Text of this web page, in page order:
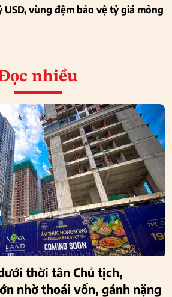
vùng đệm bảo vệ tỷ giá mỏng
nhiều
thời tân Chủ tịch,
nhờ thoái vốn, gánh nặng